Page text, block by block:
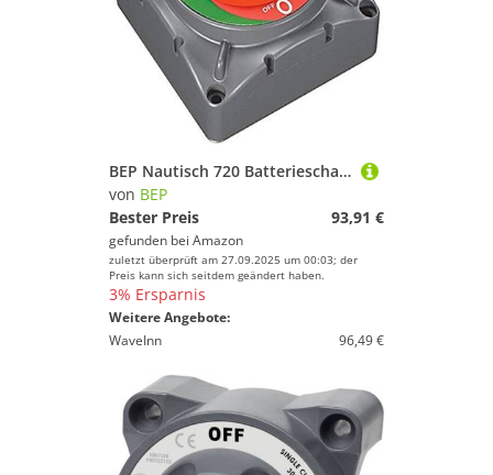
BEP Nautisch 720 Batterieschalter, Rot/Grau, Einheitsgröße
von BEP
Bester Preis
93,91 €
gefunden bei Amazon
zuletzt überprüft am 27.09.2025 um 00:03; der
Preis kann sich seitdem geändert haben.
3% Ersparnis
Weitere Angebote:
WaveInn
96,49 €